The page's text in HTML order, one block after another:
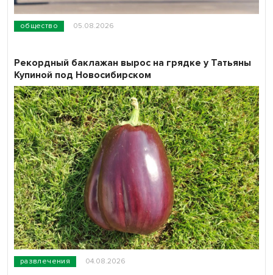
общество 05.08.2026
развлечения 04.08.2026
Рекордный баклажан вырос на грядке у Татьяны
Купиной под Новосибирском